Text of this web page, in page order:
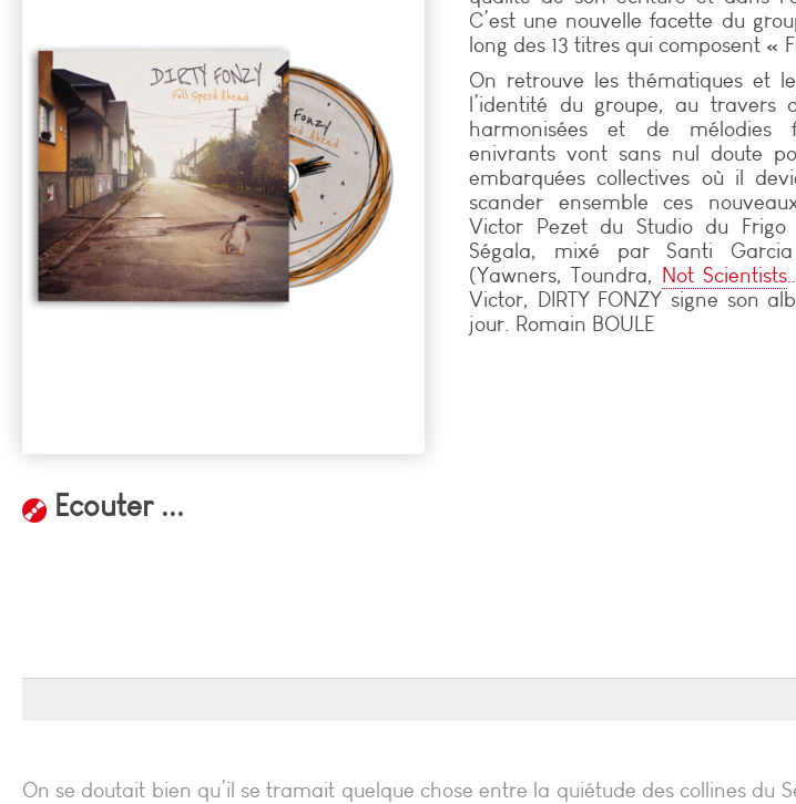
Ecouter ...
C’est une nouvelle facette du
long des 13 titres qui composent «
On retrouve les thématiques et
l’identité du groupe, au travers
harmonisées et de mélodies
enivrants vont sans nul doute
embarquées collectives où il
scander ensemble ces
Victor Pezet du Studio du
Ségala, mixé par Santi
(Yawners, Toundra, Not Scientists
Victor, DIRTY FONZY signe son
jour. Romain BOULE
On se doutait bien qu’il se tramait quelque chose entre la quiétude des collines du